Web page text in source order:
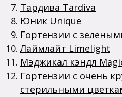
Тардива Tardiva
Юник Unique
Гортензии с
Лаймлайт Limelight
Мэджикал кэндл
Гортензии с очень
стерильными